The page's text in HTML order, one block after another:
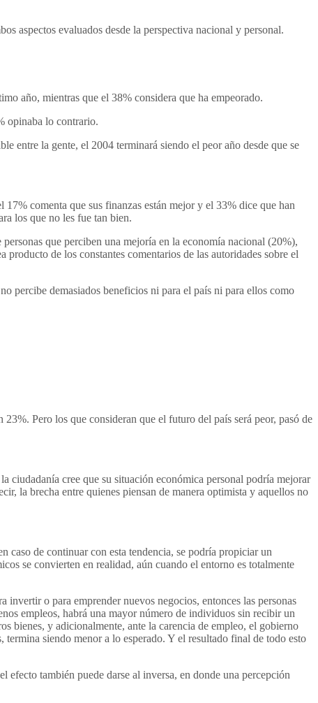
aspectos evaluados desde la perspectiva nacional y personal.
año, mientras que el 38% considera que ha empeorado.
opinaba lo contrario.
entre la gente, el 2004 terminará siendo el peor año desde que se
comenta que sus finanzas están mejor y el 33% dice que han
los que no les fue tan bien.
que perciben una mejoría en la economía nacional (20%),
de los constantes comentarios de las autoridades sobre el
percibe demasiados beneficios ni para el país ni para ellos como
Pero los que consideran que el futuro del país será peor, pasó de
ciudadanía cree que su situación económica personal podría mejorar
la brecha entre quienes piensan de manera optimista y aquellos no
caso de continuar con esta tendencia, se podría propiciar un
se convierten en realidad, aún cuando el entorno es totalmente
o para emprender nuevos negocios, entonces las personas
empleos, habrá una mayor número de individuos sin recibir un
bienes, y adicionalmente, ante la carencia de empleo, el gobierno
siendo menor a lo esperado. Y el resultado final de todo esto
efecto también puede darse al inversa, en donde una percepción